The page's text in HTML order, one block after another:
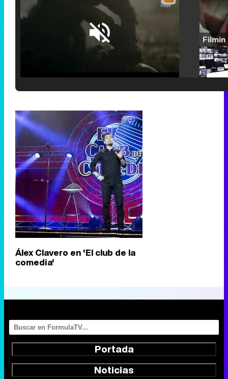
Álex Clavero en 'El club de la
comedia'
Portada
Noticias